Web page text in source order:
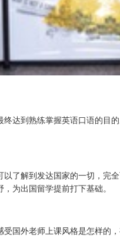
达到熟练掌握英语口语的目
了解到发达国家的一切，完
为出国留学提前打下基础。
国外老师上课风格是怎样的